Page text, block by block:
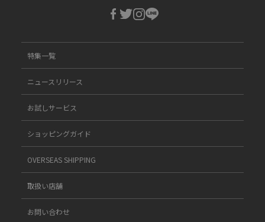
特集一覧
ニュースリリース
お試しサービス
ショッピングガイド
OVERSEAS SHIPPING
取扱い店舗
お問い合わせ